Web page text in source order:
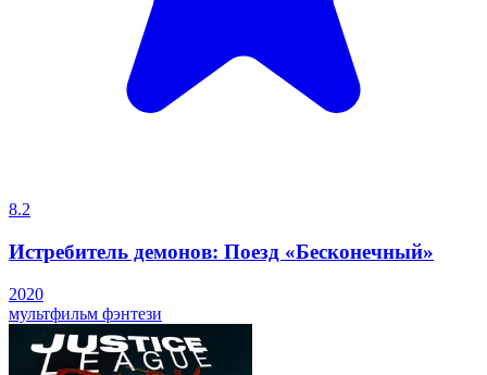
8.2
Истребитель демонов: Поезд «Бесконечный»
2020
мультфильм фэнтези